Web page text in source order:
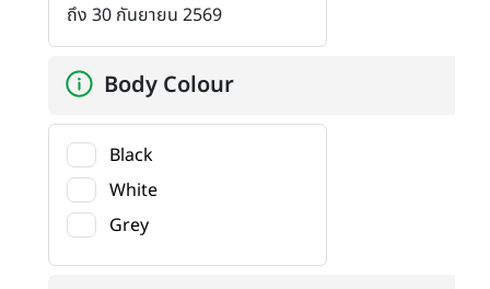
ถึง 30 กันยายน 2569
Body Colour
Black
White
Grey